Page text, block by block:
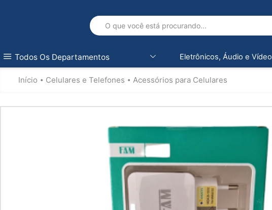
Todos Os Departamentos Eletrônicos, Áudio e Vídeo
Início • Celulares e Telefones • Acessórios para Celulares